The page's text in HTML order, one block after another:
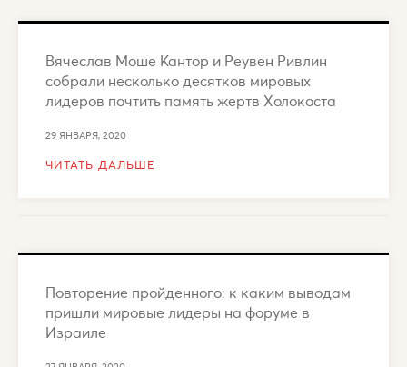
Вячеслав Моше Кантор и Реувен Ривлин
собрали несколько десятков мировых
лидеров почтить память жертв Холокоста
29 ЯНВАРЯ, 2020
ЧИТАТЬ ДАЛЬШЕ
Повторение пройденного: к каким выводам
пришли мировые лидеры на форуме в
Израиле